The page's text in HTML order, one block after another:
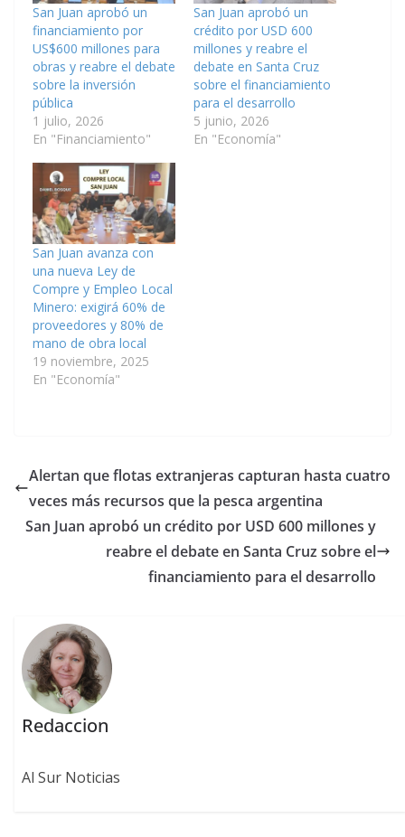
San Juan aprobó un
financiamiento por
US$600 millones para
obras y reabre el debate
sobre la inversión
pública
1 julio, 2026
En "Financiamiento"
San Juan aprobó un
crédito por USD 600
millones y reabre el
debate en Santa Cruz
sobre el financiamiento
para el desarrollo
5 junio, 2026
En "Economía"
San Juan avanza con
una nueva Ley de
Compre y Empleo Local
Minero: exigirá 60% de
proveedores y 80% de
mano de obra local
19 noviembre, 2025
En "Economía"
Alertan que flotas extranjeras capturan hasta cuatro
veces más recursos que la pesca argentina
San Juan aprobó un crédito por USD 600 millones y
reabre el debate en Santa Cruz sobre el
financiamiento para el desarrollo
Redaccion
Al Sur Noticias